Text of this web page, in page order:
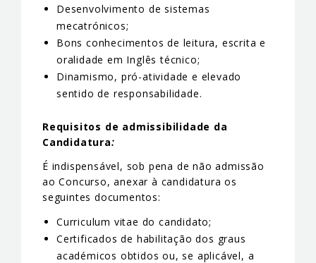
Desenvolvimento de sistemas
mecatrónicos;
Bons conhecimentos de leitura, escrita e
oralidade em Inglês técnico;
Dinamismo, pró-atividade e elevado
sentido de responsabilidade.
Requisitos de admissibilidade da
Candidatura:
É indispensável, sob pena de não admissão
ao Concurso, anexar à candidatura os
seguintes documentos:
Curriculum vitae do candidato;
Certificados de habilitação dos graus
académicos obtidos ou, se aplicável, a